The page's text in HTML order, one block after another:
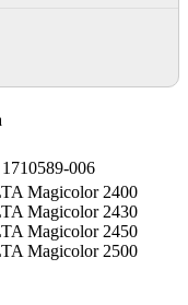
006
Magicolor 2400
Magicolor 2430
Magicolor 2450
Magicolor 2500